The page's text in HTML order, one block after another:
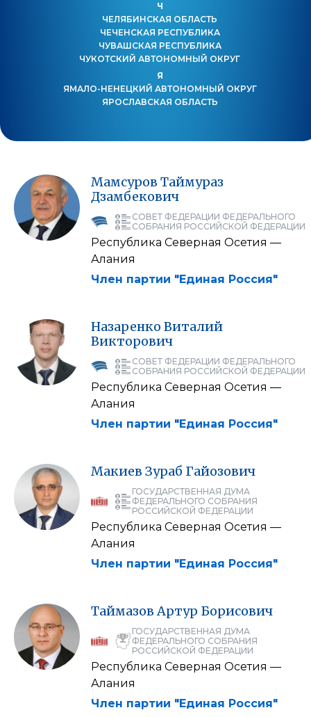
Ч
ЧЕЛЯБИНСКАЯ ОБЛАСТЬ
ЧЕЧЕНСКАЯ РЕСПУБЛИКА
ЧУВАШСКАЯ РЕСПУБЛИКА
ЧУКОТСКИЙ АВТОНОМНЫЙ ОКРУГ
Я
ЯМАЛО-НЕНЕЦКИЙ АВТОНОМНЫЙ ОКРУГ
ЯРОСЛАВСКАЯ ОБЛАСТЬ
Мамсуров Таймураз
Дзамбекович
СОВЕТ ФЕДЕРАЦИИ ФЕДЕРАЛЬНОГО
СОБРАНИЯ РОССИЙСКОЙ ФЕДЕРАЦИИ
Республика Северная Осетия —
Алания
Член партии "Единая Россия"
Назаренко Виталий
Викторович
СОВЕТ ФЕДЕРАЦИИ ФЕДЕРАЛЬНОГО
СОБРАНИЯ РОССИЙСКОЙ ФЕДЕРАЦИИ
Республика Северная Осетия —
Алания
Член партии "Единая Россия"
Макиев Зураб Гайозович
ГОСУДАРСТВЕННАЯ ДУМА
ФЕДЕРАЛЬНОГО СОБРАНИЯ
РОССИЙСКОЙ ФЕДЕРАЦИИ
Республика Северная Осетия —
Алания
Член партии "Единая Россия"
Таймазов Артур Борисович
ГОСУДАРСТВЕННАЯ ДУМА
ФЕДЕРАЛЬНОГО СОБРАНИЯ
РОССИЙСКОЙ ФЕДЕРАЦИИ
Республика Северная Осетия —
Алания
Член партии "Единая Россия"